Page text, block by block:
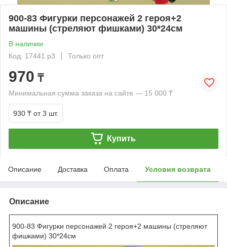
900-83 Фигурки персонажей 2 героя+2
машины (стреляют фишками) 30*24см
В наличии
Код: 17441 р3
Только опт
970 ₸
Минимальная сумма заказа на сайте — 15 000 ₸
930 ₸ от 3 шт.
Купить
Описание Доставка Оплата Условия возврата
Описание
900-83 Фигурки персонажей 2 героя+2 машины (стреляют
фишками) 30*24см